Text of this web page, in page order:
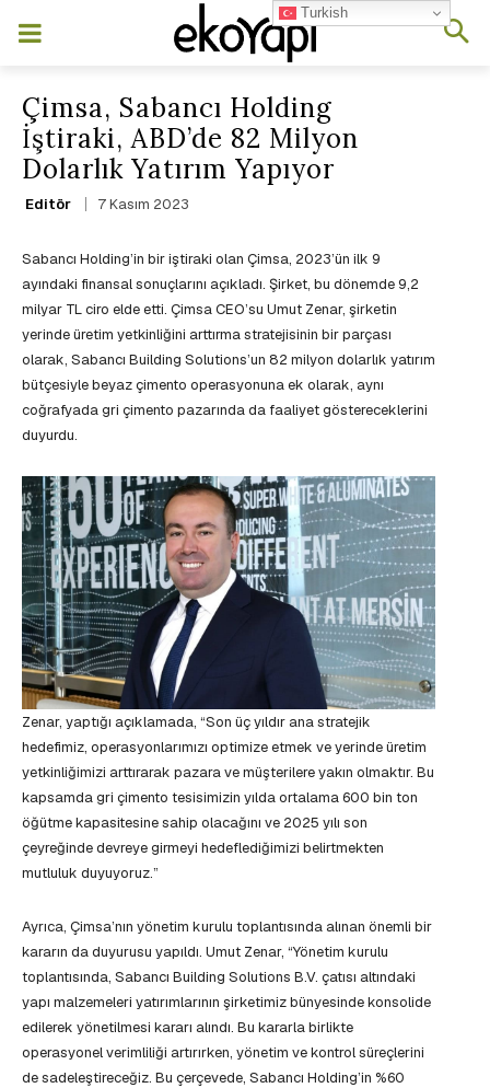
Çimsa, Sabancı Holding
İştiraki, ABD’de 82 Milyon
Dolarlık Yatırım Yapıyor
Editör 7 Kasım 2023
Sabancı Holding’in bir iştiraki olan Çimsa, 2023’ün ilk 9
ayındaki finansal sonuçlarını açıkladı. Şirket, bu dönemde 9,2
milyar TL ciro elde etti. Çimsa CEO’su Umut Zenar, şirketin
yerinde üretim yetkinliğini arttırma stratejisinin bir parçası
olarak, Sabancı Building Solutions’un 82 milyon dolarlık yatırım
bütçesiyle beyaz çimento operasyonuna ek olarak, aynı
coğrafyada gri çimento pazarında da faaliyet göstereceklerini
duyurdu.
Zenar, yaptığı açıklamada, “Son üç yıldır ana stratejik
hedefimiz, operasyonlarımızı optimize etmek ve yerinde üretim
yetkinliğimizi arttırarak pazara ve müşterilere yakın olmaktır. Bu
kapsamda gri çimento tesisimizin yılda ortalama 600 bin ton
öğütme kapasitesine sahip olacağını ve 2025 yılı son
çeyreğinde devreye girmeyi hedeflediğimizi belirtmekten
mutluluk duyuyoruz.”
Ayrıca, Çimsa’nın yönetim kurulu toplantısında alınan önemli bir
kararın da duyurusu yapıldı. Umut Zenar, “Yönetim kurulu
toplantısında, Sabancı Building Solutions B.V. çatısı altındaki
yapı malzemeleri yatırımlarının şirketimiz bünyesinde konsolide
edilerek yönetilmesi kararı alındı. Bu kararla birlikte
operasyonel verimliliği artırırken, yönetim ve kontrol süreçlerini
de sadeleştireceğiz. Bu çerçevede, Sabancı Holding’in %60
Turkish